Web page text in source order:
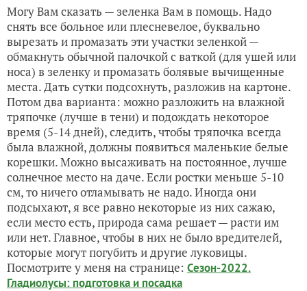
Могу Вам сказать — зеленка Вам в помощь. Надо
снять все больное или плесневелое, буквально
вырезать и промазать эти участки зеленкой —
обмакнуть обычной палочкой с ваткой (для ушей или
носа) в зеленку и промазать болявые вычищенные
места. Дать сутки подсохнуть, разложив на картоне.
Потом два варианта: можно разложить на влажной
тряпочке (лучше в тени) и подождать некоторое
время (5-14 дней), следить, чтобы тряпочка всегда
была влажной, должны появиться маленькие белые
корешки. Можно высаживать на постоянное, лучше
солнечное место на даче. Если ростки меньше 5-10
см, то ничего отламывать не надо. Иногда они
подсыхают, я все равно некоторые из них сажаю,
если место есть, природа сама решает — расти им
или нет. Главное, чтобы в них не было вредителей,
которые могут погубить и другие луковицы.
Посмотрите у меня на странице: Сезон-2022.
Гладиолусы: подготовка и посадка